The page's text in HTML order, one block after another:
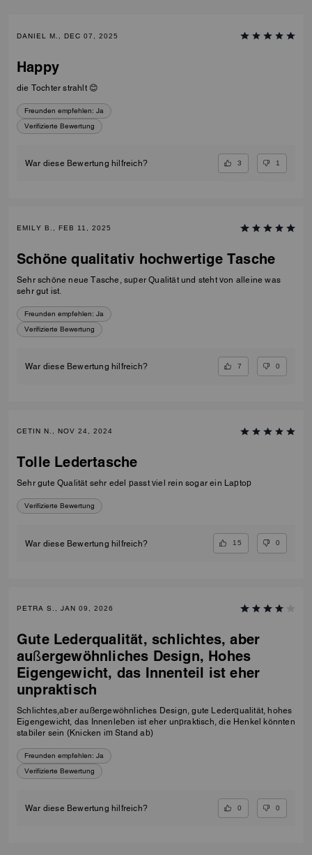
DANIEL M., DEC 07, 2025
Happy
die Tochter strahlt 😊
Freunden empfehlen: Ja
Verifizierte Bewertung
War diese Bewertung hilfreich? 3 1
EMILY B., FEB 11, 2025
Schöne qualitativ hochwertige Tasche
Sehr schöne neue Tasche, super Qualität und steht von alleine was
sehr gut ist.
Freunden empfehlen: Ja
Verifizierte Bewertung
War diese Bewertung hilfreich? 7 0
CETIN N., NOV 24, 2024
Tolle Ledertasche
Sehr gute Qualität sehr edel passt viel rein sogar ein Laptop
Verifizierte Bewertung
War diese Bewertung hilfreich? 15 0
PETRA S., JAN 09, 2026
Gute Lederqualität, schlichtes, aber
außergewöhnliches Design, Hohes
Eigengewicht, das Innenteil ist eher
unpraktisch
Schlichtes,aber außergewöhnliches Design, gute Lederqualität, hohes
Eigengewicht, das Innenleben ist eher unpraktisch, die Henkel könnten
stabiler sein (Knicken im Stand ab)
Freunden empfehlen: Ja
Verifizierte Bewertung
War diese Bewertung hilfreich? 0 0